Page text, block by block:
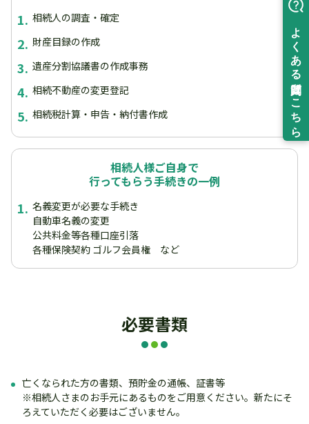
1. 相続人の調査・確定
2. 財産目録の作成
3. 遺産分割協議書の作成事務
4. 相続不動産の変更登記
5. 相続税計算・申告・納付書作成
相続人様ご自身で
行ってもらう手続きの一例
1. 名義変更が必要な手続き
自動車名義の変更
公共料金等各種口座引落
各種保険契約 ゴルフ会員権 など
必要書類
亡くなられた方の書類、預貯金の通帳、証書等
※相続人さまのお手元にあるものをご用意ください。新たにそ
ろえていただく必要はございません。